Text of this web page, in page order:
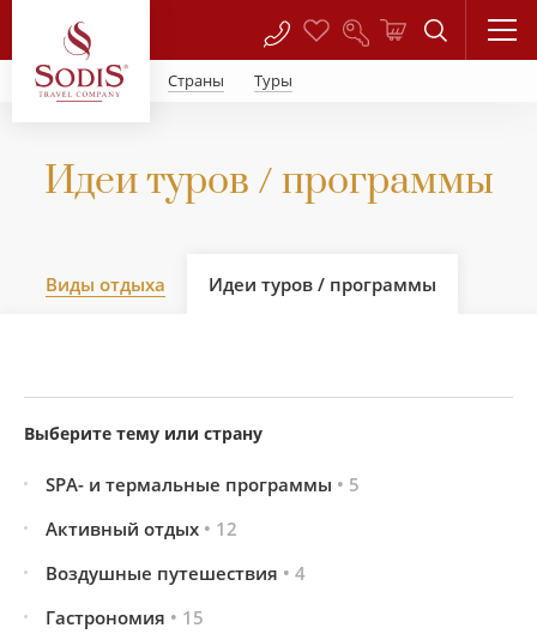
Страны Туры
Идеи туров / программы
Виды отдыха Идеи туров / программы
Выберите тему или страну
SPA- и термальные программы • 5
Активный отдых • 12
Воздушные путешествия • 4
Гастрономия • 15